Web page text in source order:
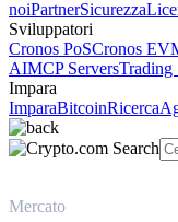
noiPartnerSicurezza
Sviluppatori
Cronos PoSCronos
AIMCP ServersTrading
Impara
ImparaBitcoinRicerca
Mercato